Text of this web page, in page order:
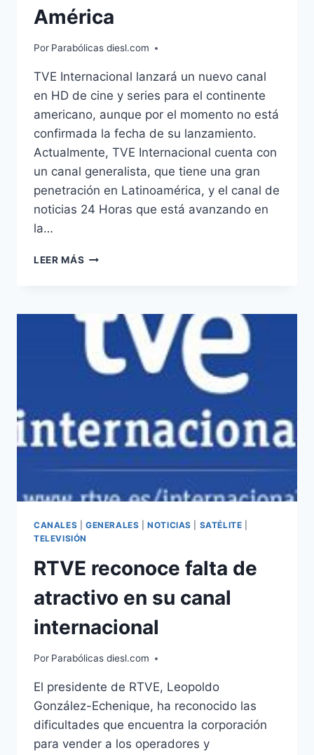
América
Por Parabólicas diesl.com
TVE Internacional lanzará un nuevo canal
en HD de cine y series para el continente
americano, aunque por el momento no está
confirmada la fecha de su lanzamiento.
Actualmente, TVE Internacional cuenta con
un canal generalista, que tiene una gran
penetración en Latinoamérica, y el canal de
noticias 24 Horas que está avanzando en
la…
LEER MÁS TVE
CANAL
Y
SERIES
PARA
AMÉRICA
CANALES GENERALES |NOTICIAS SATÉLITE
TELEVISIÓN
RTVE reconoce falta de
atractivo en su canal
internacional
Por Parabólicas diesl.com
El presidente de RTVE, Leopoldo
González-Echenique, ha reconocido las
dificultades que encuentra la corporación
para vender a los operadores y